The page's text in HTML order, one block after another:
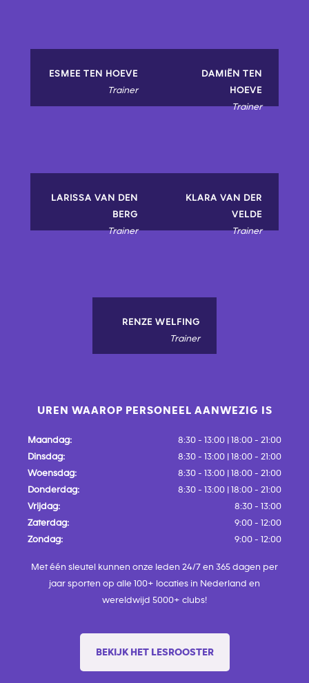
ESMEE TEN HOEVE
Trainer
DAMIËN TEN
HOEVE
Trainer
LARISSA VAN DEN
BERG
Trainer
KLARA VAN DER
VELDE
Trainer
RENZE WELFING
Trainer
UREN WAAROP PERSONEEL AANWEZIG IS
Maandag:
8:30 - 13:00 | 18:00 - 21:00
Dinsdag:
8:30 - 13:00 | 18:00 - 21:00
Woensdag:
8:30 - 13:00 | 18:00 - 21:00
Donderdag:
8:30 - 13:00 | 18:00 - 21:00
Vrijdag:
8:30 - 13:00
Zaterdag:
9:00 - 12:00
Zondag:
9:00 - 12:00
Met één sleutel kunnen onze leden 24/7 en 365 dagen per
jaar sporten op alle 100+ locaties in Nederland en
wereldwijd 5000+ clubs!
BEKIJK HET LESROOSTER